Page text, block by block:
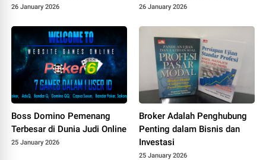
26 January 2026 26 January 2026
Boss Domino Pemenang
Terbesar di Dunia Judi Online
25 January 2026
Broker Adalah Penghubung
Penting dalam Bisnis dan
Investasi
25 January 2026